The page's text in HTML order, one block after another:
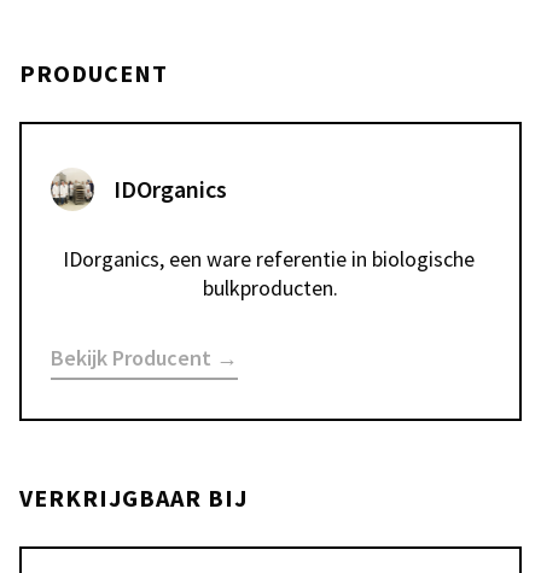
PRODUCENT
IDOrganics
IDorganics, een ware referentie in biologische
bulkproducten.
Bekijk Producent →
VERKRIJGBAAR BIJ